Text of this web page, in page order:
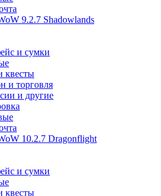
9.2.7 Shadowlands
и сумки
квесты
и торговля
и другие
10.2.7 Dragonflight
и сумки
квесты